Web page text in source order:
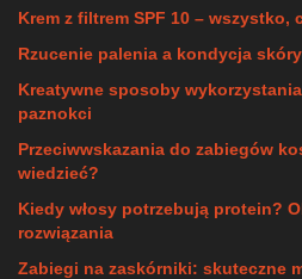
Krem z filtrem SPF 10 – wszystko,
Rzucenie palenia a kondycja
Kreatywne sposoby
paznokci
Przeciwwskazania do zabiegów
wiedzieć?
Kiedy włosy potrzebują protein?
rozwiązania
Zabiegi na zaskórniki: skuteczne